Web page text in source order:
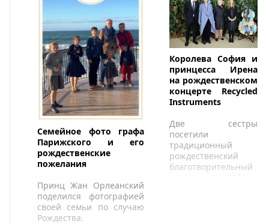
Markgraf von Baden).
Семейное фото графа
Парижского и его
рождественские
пожелания
Принц Жан Орлеанский
поделился фотографией
своей семьи по случаю
Рождества.
Королева София и
принцесса Ирена
на рождественском
концерте Recycled
Instruments
Две сестры
посетили
традиционный
рождественский
благотворительный
концерт La Música